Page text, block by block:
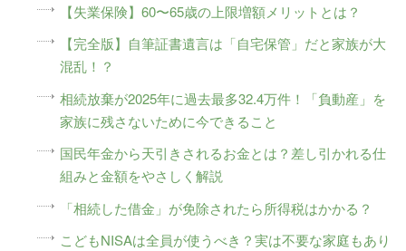
【失業保険】60〜65歳の上限増額メリットとは？
【完全版】自筆証書遺言は「自宅保管」だと家族が大
混乱！？
相続放棄が2025年に過去最多32.4万件！「負動産」を
家族に残さないために今できること
国民年金から天引きされるお金とは？差し引かれる仕
組みと金額をやさしく解説
「相続した借金」が免除されたら所得税はかかる？
こどもNISAは全員が使うべき？実は不要な家庭もあり